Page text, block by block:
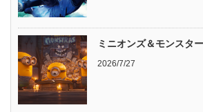
ミニオンズ＆モンスタ
2026/7/27